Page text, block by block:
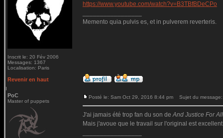
Inscrit le: 20 Fév 2006
Messages: 1367
Localisation: Paris
https://www.youtube.com/watch?v=B3TBfBDeCPo
Memento quia pulvis es, et in pulverem reverteris.
Revenir en haut
PoC
Master of puppets
Posté le: Sam Oct 29, 2016 8:44 pm Sujet du message:
J'ai jamais été trop fan du son deAnd Justice For
Mais j'avoue que le travail sur l'original est